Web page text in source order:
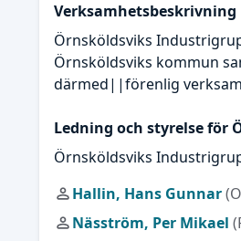
Verksamhetsbeskrivning
Örnsköldsviks
Örnsköldsviks kommun
därmed||förenlig
Ledning och styrelse för
Örnsköldsviks
Hallin, Hans Gunnar
Näsström, Per Mikael